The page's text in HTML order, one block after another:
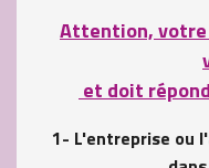
Attention, votre
et doit
1- L'entreprise ou